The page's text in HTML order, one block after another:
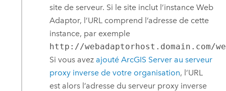
site de serveur. Si le site inclut l’instance Web
Adaptor, l’URL comprend l’adresse de cette
instance, par exemple
http://webadaptorhost.domain.com/
Si vous avez ajoutéArcGIS Server au serveur
proxy inverse de votre organisation, l’URL
est alors l’adresse du serveur proxy inverse